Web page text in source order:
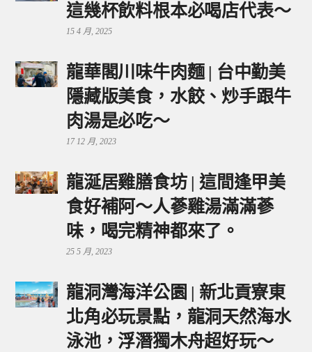
這幾杯飲料根本必喝店代表～
15 4 月, 2025
龍華閣川味牛肉麵 | 台中勤美
隱藏版美食，水餃、炒手跟牛
肉湯是必吃～
17 12 月, 2023
龍涎居雞膳食坊 | 這間逢甲美
食好補阿～人蔘雞湯滿滿蔘
味，喝完精神都來了。
25 5 月, 2023
龍洞灣海洋公園 | 新北貢寮東
北角必玩景點，龍洞天然海水
泳池，浮潛獨木舟超好玩～